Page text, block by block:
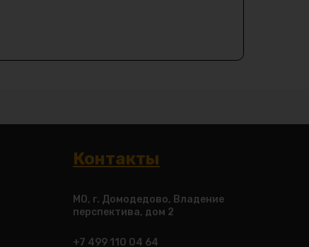
Контакты
МО, г. Домодедово, Владение
перспектива, дом 2
+7 499 110 04 64